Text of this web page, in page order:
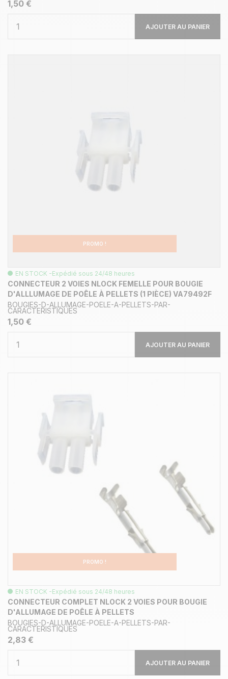
1,50 €
AJOUTER AU PANIER
PROMO !
EN STOCK -Expédié sous 24/48 heures
CONNECTEUR 2 VOIES NLOCK FEMELLE POUR BOUGIE
D'ALLLUMAGE DE POÊLE À PELLETS (1 PIÈCE) VA79492F
BOUGIES-D-ALLUMAGE-POELE-A-PELLETS-PAR-
CARACTERISTIQUES
1,50 €
AJOUTER AU PANIER
PROMO !
EN STOCK -Expédié sous 24/48 heures
CONNECTEUR COMPLET NLOCK 2 VOIES POUR BOUGIE
D'ALLUMAGE DE POÊLE À PELLETS
BOUGIES-D-ALLUMAGE-POELE-A-PELLETS-PAR-
CARACTERISTIQUES
2,83 €
AJOUTER AU PANIER